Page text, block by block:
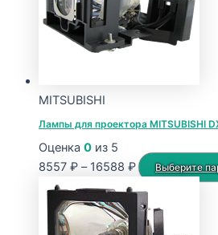
MITSUBISHI
Лампы для проектора MITSUBISHI
Оценка 0 из 5
8557 ₽ – 16588 ₽Диапазон
8557 ₽
Выберите